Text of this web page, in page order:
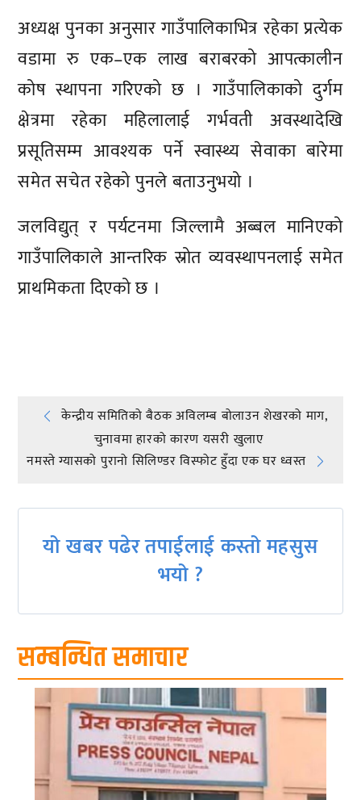
अध्यक्ष पुनका अनुसार गाउँपालिकाभित्र रहेका प्रत्येक
वडामा रु एक–एक लाख बराबरको आपत्कालीन
कोष स्थापना गरिएको छ । गाउँपालिकाको दुर्गम
क्षेत्रमा रहेका महिलालाई गर्भवती अवस्थादेखि
प्रसूतिसम्म आवश्यक पर्ने स्वास्थ्य सेवाका बारेमा
समेत सचेत रहेको पुनले बताउनुभयो ।
जलविद्युत् र पर्यटनमा जिल्लामै अब्बल मानिएको
गाउँपालिकाले आन्तरिक स्रोत व्यवस्थापनलाई समेत
प्राथमिकता दिएको छ ।
Post
navigation
केन्द्रीय समितिको बैठक अविलम्ब बोलाउन शेखरको माग,
चुनावमा हारको कारण यसरी खुलाए
नमस्ते ग्यासको पुरानो सिलिण्डर विस्फोट हुँदा एक घर ध्वस्त
यो खबर पढेर तपाईलाई कस्तो महसुस
भयो ?
सम्बन्धित समाचार